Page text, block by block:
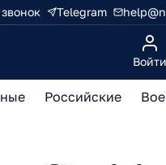
Telegram
Войти
Российские